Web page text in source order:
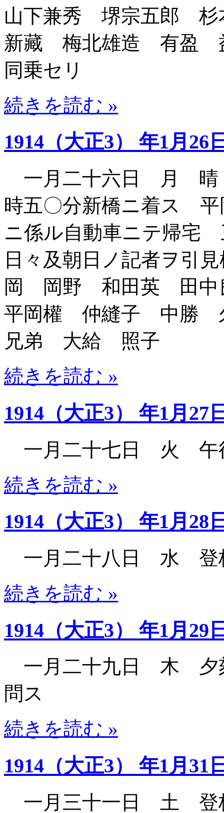
山下兼秀 堺宗五郎
新藏 梅北雄造 有盈
同乗セリ
続きを読む »
1914（大正3） 年1月26
一月二十六日 月 晴
時五〇分新橋ニ着ス
ニ係ル自動車ニテ帰宅
日々及朝日ノ記者ヲ
岡 岡野 和田英 田
平岡權 仲縫子 中勝
兄弟 大給 照子
続きを読む »
1914（大正3） 年1月27
一月二十七日 火 午
続きを読む »
1914（大正3） 年1月28
一月二十八日 水 登
続きを読む »
1914（大正3） 年1月29
一月二十九日 木 夕
問ス
続きを読む »
1914（大正3） 年1月31
一月三十一日 土 登